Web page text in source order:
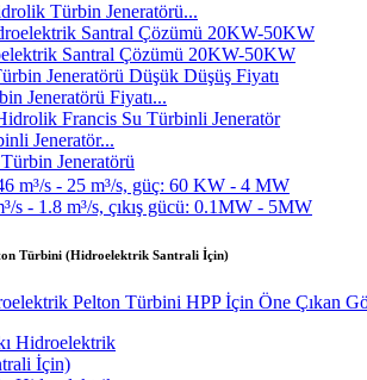
Türbin Jeneratörü...
Santral Çözümü 20KW-50KW
Jeneratörü Fiyatı...
Jeneratör...
Jeneratörü
Düşük Isı...
Lityum-iyon Batarya...
Hidro Sabit Kanatlı Ka...
Türbini (Hidroelektrik Santrali İçin)